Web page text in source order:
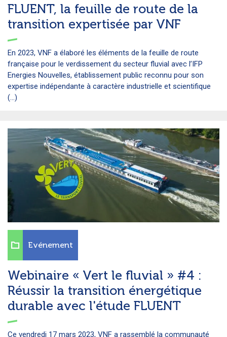
FLUENT, la feuille de route de la
transition expertisée par VNF
En 2023, VNF a élaboré les éléments de la feuille de route
française pour le verdissement du secteur fluvial avec l’IFP
Energies Nouvelles, établissement public reconnu pour son
expertise indépendante à caractère industrielle et scientifique
(...)
Webinaire « Vert le fluvial » #4 :
Réussir la transition énergétique
durable avec l'étude FLUENT
Ce vendredi 17 mars 2023, VNF a rassemblé la communauté
Evénement